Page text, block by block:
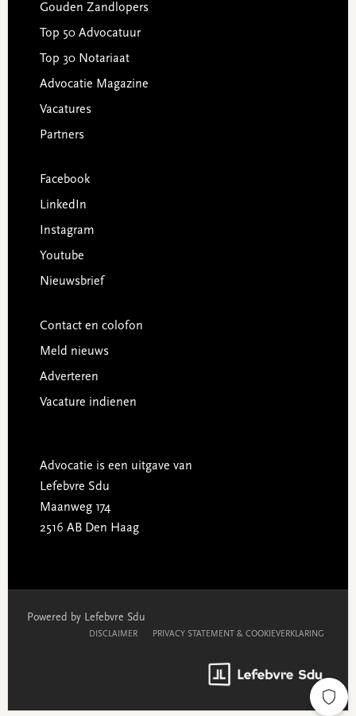
Gouden Zandlopers
Top 50 Advocatuur
Top 30 Notariaat
Advocatie Magazine
Vacatures
Partners
Facebook
LinkedIn
Instagram
Youtube
Nieuwsbrief
Contact en colofon
Meld nieuws
Adverteren
Vacature indienen
Advocatie is een uitgave van
Lefebvre Sdu
Maanweg 174
2516 AB Den Haag
Powered by Lefebvre Sdu
DISCLAIMER PRIVACY STATEMENT & COOKIEVERKLARING